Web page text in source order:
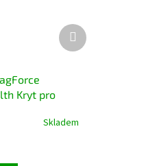
Kryt pro
Skladem
Další
produkt